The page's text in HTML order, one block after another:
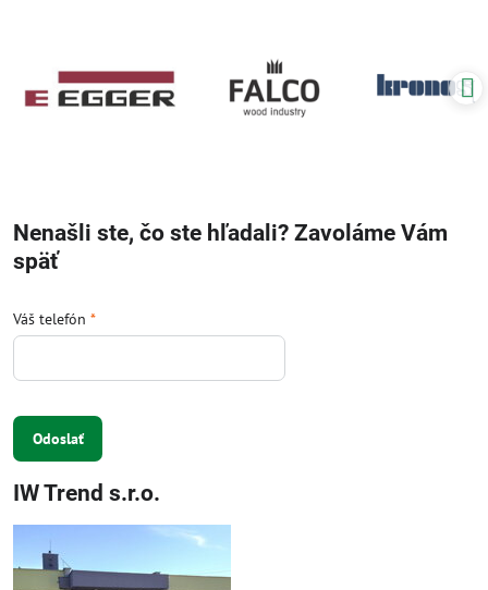
Nenašli ste, čo ste hľadali? Zavoláme Vám
späť
Váš telefón *
Odoslať
IW Trend s.r.o.